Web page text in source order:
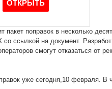
пакет поправок в несколько
ссылкой на документ.
смогут отказаться от
уже сегодня,10 февраля. В